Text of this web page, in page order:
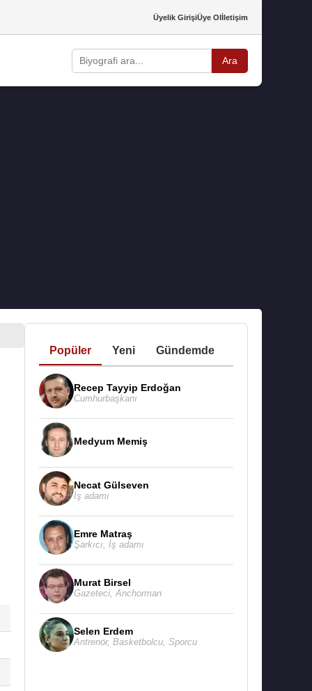
Üyelik GirişiÜye Olİletişim
Ara
Popüler Yeni Gündemde
Recep Tayyip Erdoğan
Cumhurbaşkanı
Medyum Memiş
Necat Gülseven
İş adamı
Emre Matraş
Şarkıcı İş adamı
Murat Birsel
Gazeteci, Anchorman
Selen Erdem
Antrenör, Basketbolcu, Sporcu